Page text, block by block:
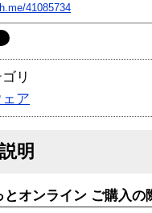
41085734
リ
ア
明
とオンライン ご購入の